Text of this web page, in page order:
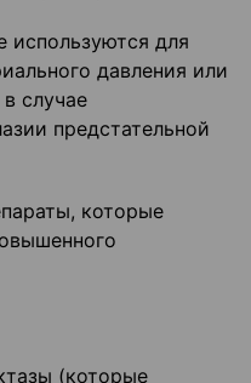
используются для
давления или
случае
предстательной
которые
(которые